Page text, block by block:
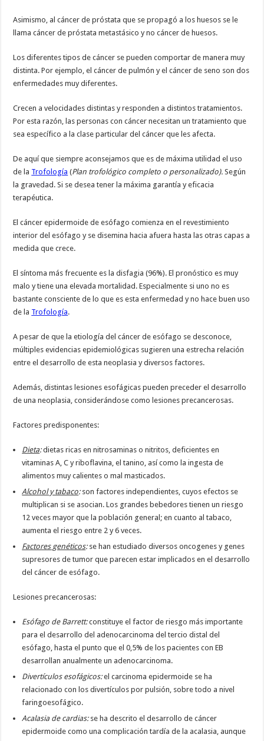
Asimismo, al cáncer de próstata que se propagó a los huesos se le
llama cáncer de próstata metastásico y no cáncer de huesos.
Los diferentes tipos de cáncer se pueden comportar de manera muy
distinta. Por ejemplo, el cáncer de pulmón y el cáncer de seno son dos
enfermedades muy diferentes.
Crecen a velocidades distintas y responden a distintos tratamientos.
Por esta razón, las personas con cáncer necesitan un tratamiento que
sea específico a la clase particular del cáncer que les afecta.
De aquí que siempre aconsejamos que es de máxima utilidad el uso
de la Trofología (Plan trofológico completo o personalizado).Según
la gravedad. Si se desea tener la máxima garantía y eficacia
terapéutica.
El cáncer epidermoide de esófago comienza en el revestimiento
interior del esófago y se disemina hacia afuera hasta las otras capas a
medida que crece.
El síntoma más frecuente es la disfagia (96%). El pronóstico es muy
malo y tiene una elevada mortalidad. Especialmente si uno no es
bastante consciente de lo que es esta enfermedad y no hace buen uso
de la Trofología.
A pesar de que la etiología del cáncer de esófago se desconoce,
múltiples evidencias epidemiológicas sugieren una estrecha relación
entre el desarrollo de esta neoplasia y diversos factores.
Además, distintas lesiones esofágicas pueden preceder el desarrollo
de una neoplasia, considerándose como lesiones precancerosas.
Factores predisponentes:
Dieta:dietas ricas en nitrosaminas o nitritos, deficientes en
vitaminas A, C y riboflavina, el tanino, así como la ingesta de
alimentos muy calientes o mal masticados.
Alcohol y tabaco:son factores independientes, cuyos efectos se
multiplican si se asocian. Los grandes bebedores tienen un riesgo
12 veces mayor que la población general; en cuanto al tabaco,
aumenta el riesgo entre 2 y 6 veces.
Factores genéticos:se han estudiado diversos oncogenes y genes
supresores de tumor que parecen estar implicados en el desarrollo
del cáncer de esófago.
Lesiones precancerosas:
Esófago de Barrett:constituye el factor de riesgo más importante
para el desarrollo del adenocarcinoma del tercio distal del
esófago, hasta el punto que el 0,5% de los pacientes con EB
desarrollan anualmente un adenocarcinoma.
Divertículos esofágicos:el carcinoma epidermoide se ha
relacionado con los divertículos por pulsión, sobre todo a nivel
faringoesofágico.
Acalasia de cardias: se ha descrito el desarrollo de cáncer
epidermoide como una complicación tardía de la acalasia, aunque